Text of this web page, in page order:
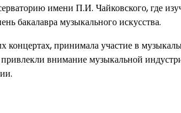
имени П.И. Чайковского, где
бакалавра музыкального искусства.
принимала участие в
внимание музыкальной